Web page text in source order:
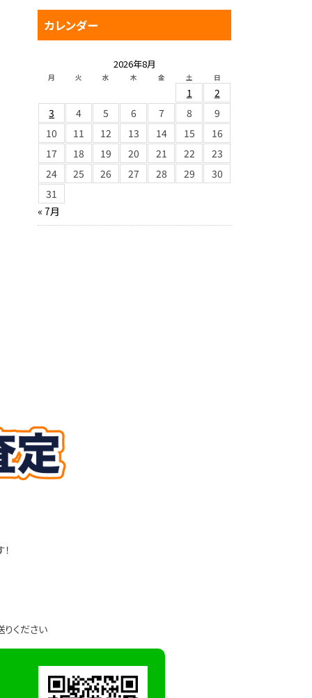
カレンダー
2026年8月
月 火 水 木 金 土 日
1
2
3
4 5 6 7 8
9
10
11 12 13 14 15
16
17
18 19 20 21 22
23
24
25 26 27 28 29
30
31
« 7月
ください